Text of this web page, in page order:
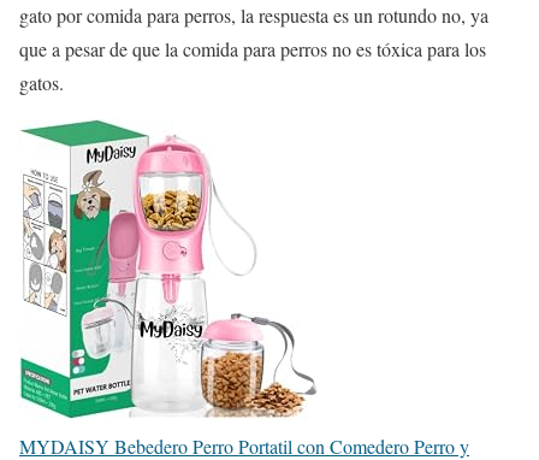
gato por comida para perros, la respuesta es un rotundo no, ya
que a pesar de que la comida para perros no es tóxica para los
gatos.
MYDAISY Bebedero Perro Portatil con Comedero Perro y